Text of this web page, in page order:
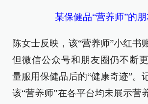
某保健品“营养师”的朋
陈女士反映，该“营养师”小红书
但微信公众号和朋友圈仍不断
量服用保健品后的“健康奇迹”。
该“营养师”在各平台均未展示营